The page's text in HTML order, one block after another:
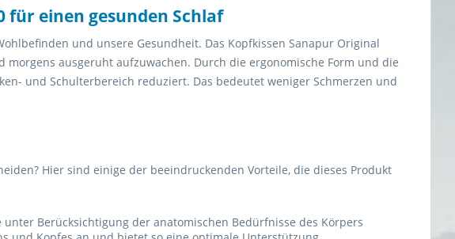
für einen gesunden Schlaf
und unsere Gesundheit. Das Kopfkissen Sanapur Original
ausgeruht aufzuwachen. Durch die ergonomische Form und die
und Schulterbereich reduziert. Das bedeutet weniger Schmerzen und
Hier sind einige der beeindruckenden Vorteile, die dieses Produkt
Berücksichtigung der anatomischen Bedürfnisse des Körpers